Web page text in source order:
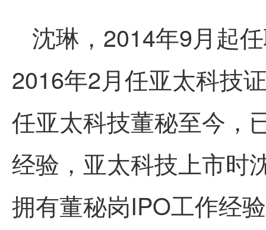
沈琳，2014年9月起
2016年2月任亚太科技
任亚太科技董秘至今，
经验，亚太科技上市时
拥有董秘岗IPO工作经